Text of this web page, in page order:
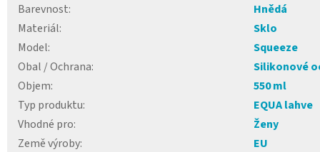
Barevnost:
Hnědá
Materiál:
Sklo
Model:
Squeeze
Obal / Ochrana:
Silikonové
Objem:
550 ml
Typ produktu:
EQUA lahve
Vhodné pro:
Ženy
Země výroby:
EU